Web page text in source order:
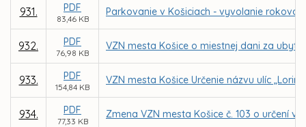
931. PDF
83,46 KB
Parkovanie v Košiciach - vyvolanie
932. PDF
76,98 KB
VZN mesta Košice o miestnej dani za
933. PDF
154,84 KB
VZN mesta Košice Určenie názvu ulíc
934. PDF
77,33 KB
Zmena VZN mesta Košice č. 103 o určení